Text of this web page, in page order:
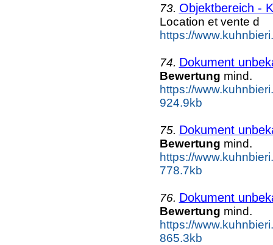
73. Objektbereich -
Location et vente d
https://
74. Dokument
Bewertung mind.
https://
924.9kb
75. Dokument
Bewertung mind.
https://
778.7kb
76. Dokument
Bewertung mind.
https://
865.3kb